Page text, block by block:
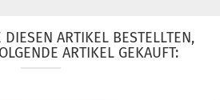
ARTIKEL BESTELLTEN,
ARTIKEL GEKAUFT: